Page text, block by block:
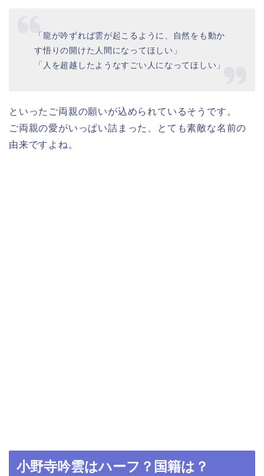
「龍が吟ずれば雲が起こるように、自然をも動か
す悟りの開けた人間になってほしい」
「人を超越したようなすごい人になってほしい」
といったご両親の願いが込められているそうです。
ご両親の愛がいっぱい詰まった、とても素敵な名前の
由来ですよね。
小野寺吟雲はハーフ？国籍は？